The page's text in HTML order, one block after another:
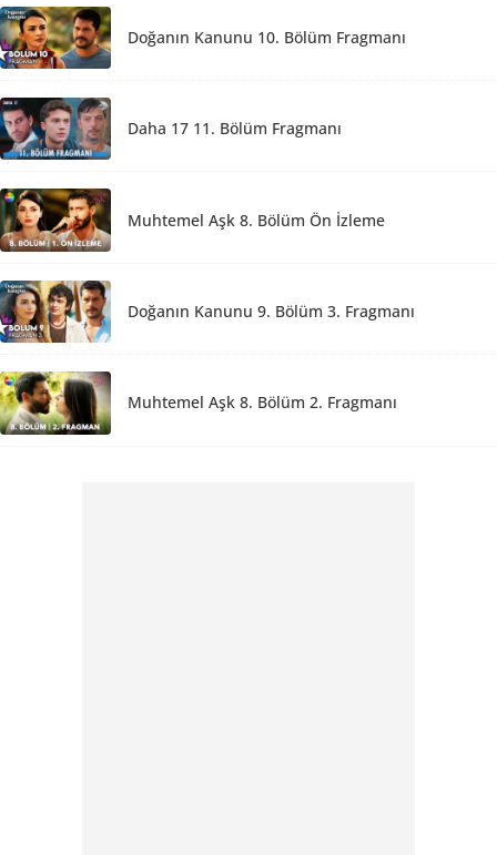
Doğanın Kanunu 10. Bölüm Fragmanı
Daha 17 11. Bölüm Fragmanı
Muhtemel Aşk 8. Bölüm Ön İzleme
Doğanın Kanunu 9. Bölüm 3. Fragmanı
Muhtemel Aşk 8. Bölüm 2. Fragmanı